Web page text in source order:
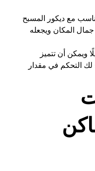
مع ديكور المسبح
المكان ويجعله
ويمكن أن تتميز
لك التحكم في مقدار